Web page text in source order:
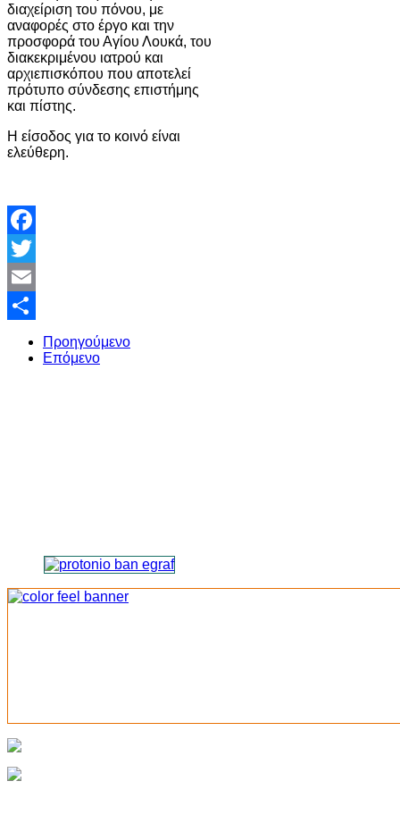
διαχείριση του πόνου, με
αναφορές στο έργο και την
προσφορά του Αγίου Λουκά, του
διακεκριμένου ιατρού και
αρχιεπισκόπου που αποτελεί
πρότυπο σύνδεσης επιστήμης
και πίστης.
Η είσοδος για το κοινό είναι
ελεύθερη.
Facebook
Twitter
Email
Share
Προηγούμενο
Επόμενο